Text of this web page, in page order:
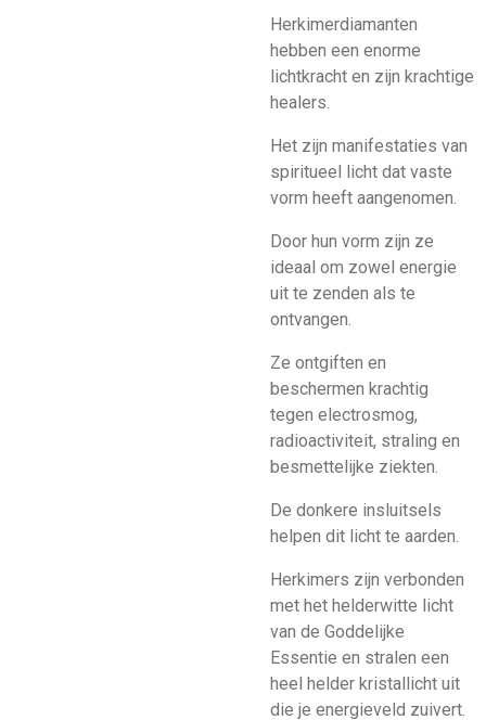
Herkimerdiamanten
hebben een enorme
lichtkracht en zijn krachtige
healers.
Het zijn manifestaties van
spiritueel licht dat vaste
vorm heeft aangenomen.
Door hun vorm zijn ze
ideaal om zowel energie
uit te zenden als te
ontvangen.
Ze ontgiften en
beschermen krachtig
tegen electrosmog,
radioactiviteit, straling en
besmettelijke ziekten.
De donkere insluitsels
helpen dit licht te aarden.
Herkimers zijn verbonden
met het helderwitte licht
van de Goddelijke
Essentie en stralen een
heel helder kristallicht uit
die je energieveld zuivert.